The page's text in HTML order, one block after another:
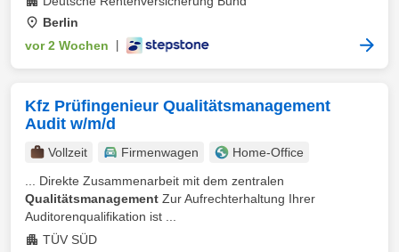
Berlin
vor 2 Wochen
Kfz Prüfingenieur Qualitätsmanagement
Audit w/m/d
Vollzeit Firmenwagen
Home-Office
... Direkte Zusammenarbeit mit dem zentralen
Qualitätsmanagement Zur Aufrechterhaltung Ihrer
Auditorenqualifikation ist ...
TÜV SÜD